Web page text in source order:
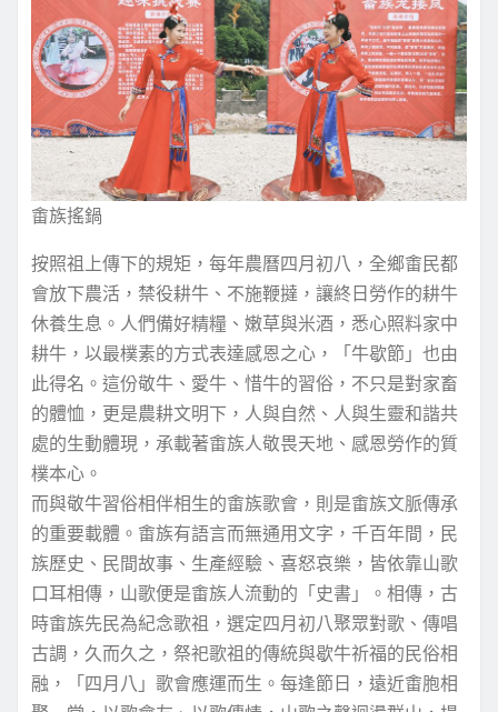
畬族搖鍋
按照祖上傳下的規矩，每年農曆四月初八，全鄉畬民都
會放下農活，禁役耕牛、不施鞭撻，讓終日勞作的耕牛
休養生息。人們備好精糧、嫩草與米酒，悉心照料家中
耕牛，以最樸素的方式表達感恩之心，「牛歇節」也由
此得名。這份敬牛、愛牛、惜牛的習俗，不只是對家畜
的體恤，更是農耕文明下，人與自然、人與生靈和諧共
處的生動體現，承載著畬族人敬畏天地、感恩勞作的質
樸本心。
而與敬牛習俗相伴相生的畬族歌會，則是畬族文脈傳承
的重要載體。畬族有語言而無通用文字，千百年間，民
族歷史、民間故事、生產經驗、喜怒哀樂，皆依靠山歌
口耳相傳，山歌便是畬族人流動的「史書」。相傳，古
時畬族先民為紀念歌祖，選定四月初八聚眾對歌、傳唱
古調，久而久之，祭祀歌祖的傳統與歇牛祈福的民俗相
融，「四月八」歌會應運而生。每逢節日，遠近畬胞相